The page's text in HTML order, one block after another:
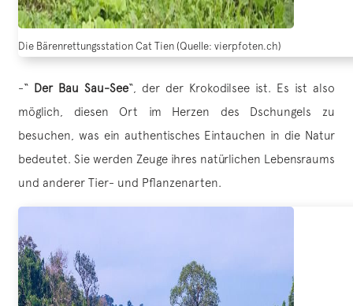
Die Bärenrettungsstation Cat Tien (Quelle: vierpfoten.ch)
-“ Der Bau Sau-See“, der der Krokodilsee ist. Es ist also
möglich, diesen Ort im Herzen des Dschungels zu
besuchen, was ein authentisches Eintauchen in die Natur
bedeutet. Sie werden Zeuge ihres natürlichen Lebensraums
und anderer Tier- und Pflanzenarten.